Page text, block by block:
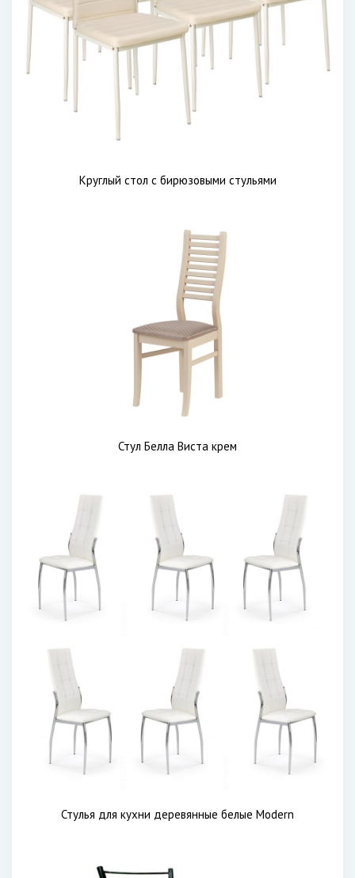
Круглый стол с бирюзовыми стульями
Стул Белла Виста крем
Стулья для кухни деревянные белые Modern